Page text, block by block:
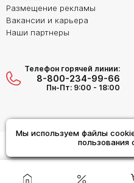
Мы используем файлы
пользования
Размещение рекламы
Вакансии и карьера
Наши партнеры
Телефон горячей линии:
8-800-234-99-66
Пн-Пт: 9:00 - 18:00